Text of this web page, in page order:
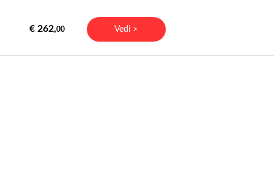
€ 262,00 Vedi >